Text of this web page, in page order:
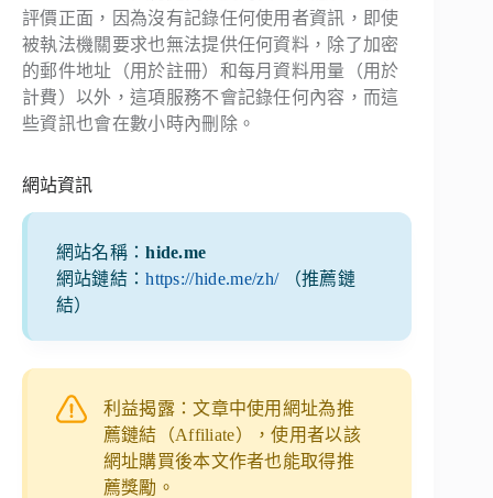
評價正面，因為沒有記錄任何使用者資訊，即使
被執法機關要求也無法提供任何資料，除了加密
的郵件地址（用於註冊）和每月資料用量（用於
計費）以外，這項服務不會記錄任何內容，而這
些資訊也會在數小時內刪除。
網站資訊
網站名稱：hide.me
網站鏈結：https://hide.me/zh/（推薦鏈
結）
利益揭露：文章中使用網址為推
薦鏈結（Affiliate），使用者以該
網址購買後本文作者也能取得推
薦獎勵。